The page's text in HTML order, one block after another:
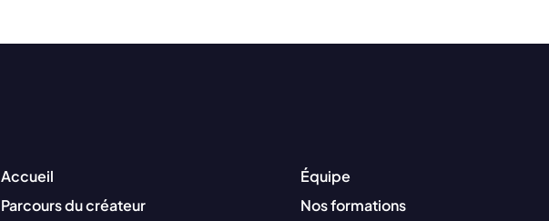
Accueil
Parcours du créateur
Équipe
Nos formations